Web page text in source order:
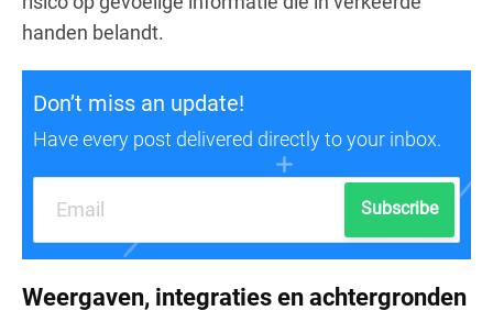
handen belandt.
Don’t miss an update!
Have every post delivered directly to your inbox.
Subscribe
Weergaven, integraties en achtergronden